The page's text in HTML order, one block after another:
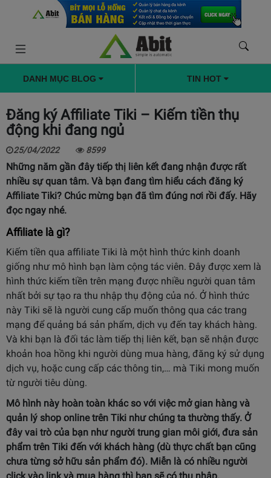
DANH MỤC BLOG TIN HOT
Đăng ký Affiliate Tiki – Kiếm tiền thụ
động khi đang ngủ
25/04/2022 8599
Những năm gần đây tiếp thị liên kết đang nhận được rất
nhiều sự quan tâm. Và bạn đang tìm hiểu cách đăng ký
Affiliate Tiki? Chúc mừng bạn đã tìm đúng nơi rồi đấy. Hãy
đọc ngay nhé.
Affiliate là gì?
Kiếm tiền qua affiliate Tiki là một hình thức kinh doanh
giống như mô hình bạn làm cộng tác viên. Đây được xem là
hình thức kiếm tiền trên mạng được nhiều người quan tâm
nhất bởi sự tạo ra thu nhập thụ động của nó. Ở hình thức
này Tiki sẽ là người cung cấp muốn thông qua các trang
mạng để quảng bá sản phẩm, dịch vụ đến tay khách hàng.
Và khi bạn là đối tác làm tiếp thị liên kết, bạn sẽ nhận được
khoản hoa hồng khi người dùng mua hàng, đăng ký sử dụng
dịch vụ, hoặc cung cấp các thông tin,… mà Tiki mong muốn
từ người tiêu dùng.
Mô hình này hoàn toàn khác so với việc mở gian hàng và
quản lý shop onlinetrên Tiki như chúng ta thường thấy. Ở
đây vai trò của bạn như người trung gian môi giới, đưa sản
phẩm trên Tiki đến với khách hàng (dù thực chất bạn cũng
chưa từng sở hữu sản phẩm đó). Miễn là có nhiều người